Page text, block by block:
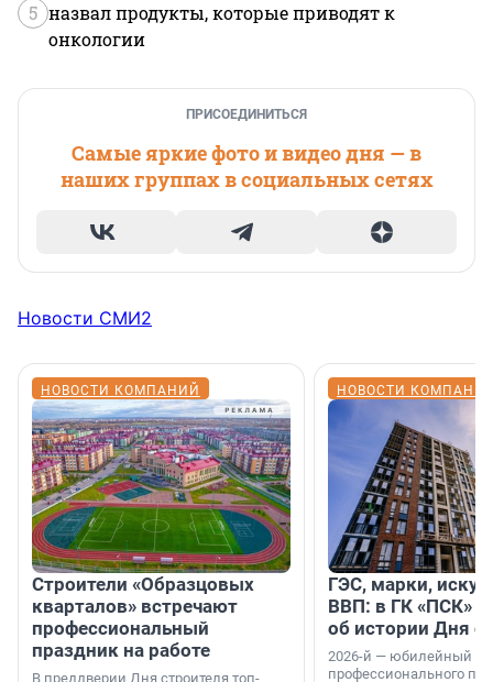
5 назвал продукты, которые приводят к
онкологии
ПРИСОЕДИНИТЬСЯ
Самые яркие фото и видео дня — в
наших группах в социальных сетях
Новости СМИ2
НОВОСТИ КОМПАНИЙ
Строители «Образцовых
кварталов» встречают
профессиональный
праздник на работе
В преддверии Дня строителя топ-
НОВОСТИ
ГЭС, марки,
ВВП: в ГК «ПСК»
об истории Дня
2026-й — юбилейный
профессионального